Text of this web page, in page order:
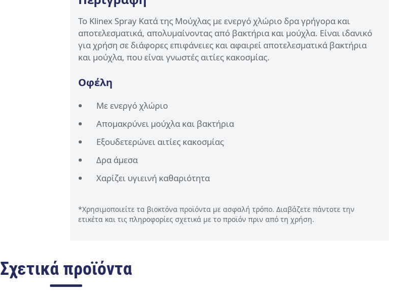
Το Klinex Spray Κατά της Μούχλας με ενεργό χλώριο δρα γρήγορα και
αποτελεσματικά, απολυμαίνοντας από βακτήρια και μούχλα. Είναι ιδανικό
για χρήση σε διάφορες επιφάνειες και αφαιρεί αποτελεσματικά βακτήρια
και μούχλα, που είναι γνωστές αιτίες κακοσμίας.
Οφέλη
Με ενεργό χλώριο
Απομακρύνει μούχλα και βακτήρια
Εξουδετερώνει αιτίες κακοσμίας
Δρα άμεσα
Χαρίζει υγιεινή καθαριότητα
*Χρησιμοποιείτε τα βιοκτόνα προϊόντα με ασφαλή τρόπο. Διαβάζετε πάντοτε την
ετικέτα και τις πληροφορίες σχετικά με το προϊόν πριν από τη χρήση.
Σχετικά προϊόντα